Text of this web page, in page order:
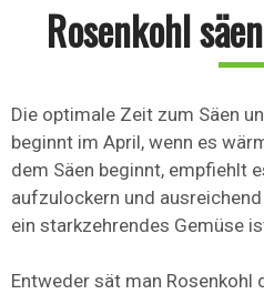
Rosenkohl
Die optimale Zeit zum Säen
beginnt im April, wenn es
dem Säen beginnt, empfiehlt
aufzulockern und
ein starkzehrendes Gemüse
Entweder sät man Rosenkohl